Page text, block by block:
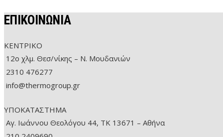
ΕΠΙΚΟΙΝΩΝΙΑ
ΚΕΝΤΡΙΚΟ
12ο χλμ. Θεσ/νίκης – Ν. Μουδανιών
2310 476277
info@thermogroup.gr
ΥΠΟΚΑΤΑΣΤΗΜΑ
Αγ. Ιωάννου Θεολόγου 44, ΤΚ 13671 – Αθήνα